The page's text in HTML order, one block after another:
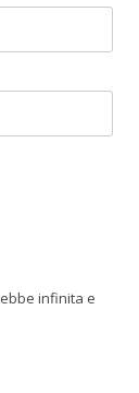
infinita e